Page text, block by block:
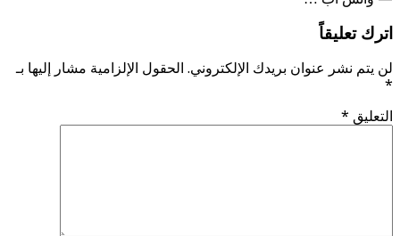
اترك تعليقاً
لن يتم نشر عنوان بريدك الإلكتروني. الحقول الإلزامية مشار إليها بـ
*
التعليق *